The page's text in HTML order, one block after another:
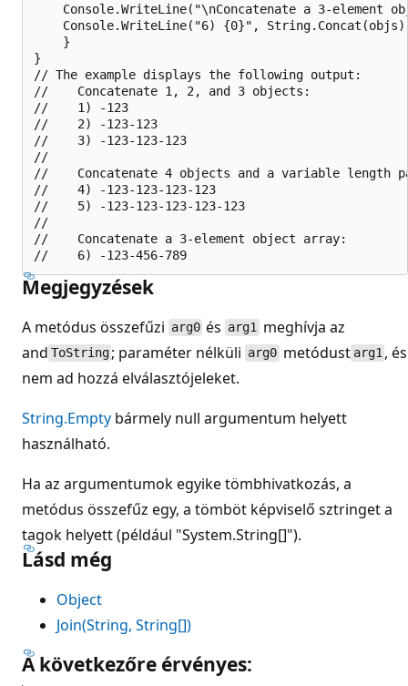
Console.WriteLine("\nConcatenate a 3-element
Console.WriteLine("6) {0}",
    }
}
// The example displays the following output:
//    Concatenate 1, 2, and 3 objects:
//    1) -123
//    2) -123-123
//    3) -123-123-123
//
//    Concatenate 4 objects and a variable length
//    4) -123-123-123-123
//    5) -123-123-123-123-123
//
//    Concatenate a 3-element object array:
Megjegyzések
A metódus összefűzi arg0 és arg1meghívja az
and ToString ; paraméter nélküli arg0metódust arg1 , és
nem ad hozzá elválasztójeleket.
String.Empty bármely null argumentum helyett
használható.
Ha az argumentumok egyike tömbhivatkozás, a
metódus összefűz egy, a tömböt képviselő sztringet a
tagok helyett (például "System.String[]").
Lásd még
Object
Join(String, String[])
A következőre érvényes: